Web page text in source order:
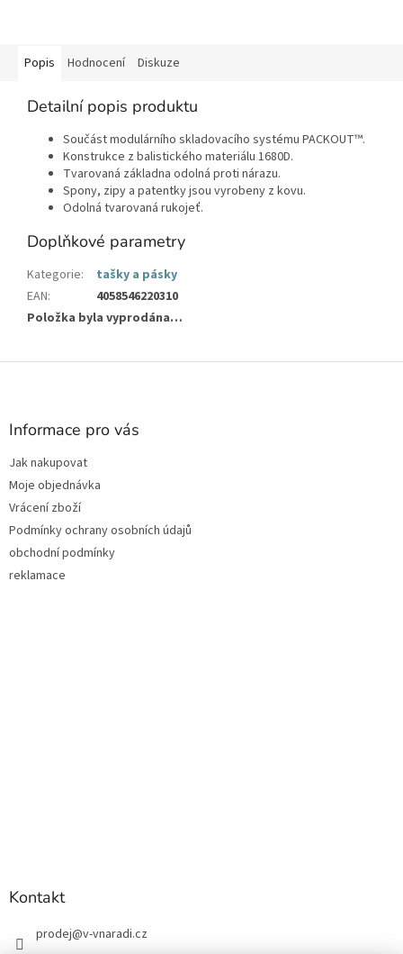
Popis Hodnocení Diskuze
Detailní popis produktu
Součást modulárního skladovacího systému PACKOUT™.
Konstrukce z balistického materiálu 1680D.
Tvarovaná základna odolná proti nárazu.
Spony, zipy a patentky jsou vyrobeny z kovu.
Odolná tvarovaná rukojeť.
Doplňkové parametry
Kategorie:
tašky a pásky
EAN:
4058546220310
Položka byla vyprodána…
Z
Informace pro vás
Jak nakupovat
Moje objednávka
Vrácení zboží
Podmínky ochrany osobních údajů
obchodní podmínky
reklamace
Kontakt
prodej@v-vnaradi.cz